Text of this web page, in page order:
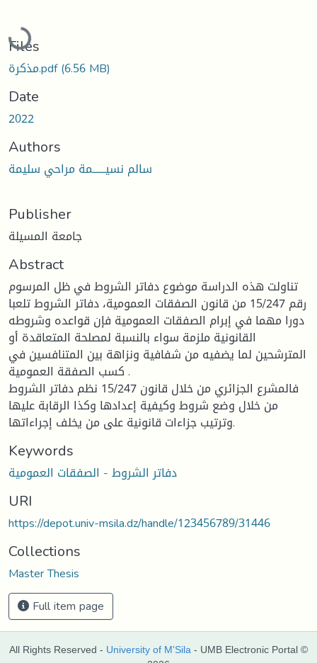
Loading...
Files
مذكرة.pdf(6.56 MB)
Date
2022
Authors
سالم نسيــــــمة مراحي سليمة
Publisher
جامعة المسيلة
Abstract
تناولت هذه الدراسة موضوع دفاتر الشروط في ظل المرسوم
رقم 15/247 من قانون الصفقات العمومية، دفاتر الشروط تلعبا
دورا مهما في إبرام الصفقات العمومية فإن قواعده وشروطه
القانونية ملزمة سواء بالنسبة لمصلحة المتعاقدة أو
المترشحين لما يضفيه من شفافية ونزاهة بين المتنافسين في
كسب الصفقة العمومية .
فالمشرع الجزائري من خلال قانون 15/247 نظم دفاتر الشروط
من خلال وضع شروط وكيفية إعدادها وكذا الرقابة عليها
وترتيب جزاءات قانونية على من يخلف إجراءاتها.
Keywords
دفاتر الشروط - الصفقات العمومية
URI
https://depot.univ-msila.dz/handle/123456789/31446
Collections
Master Thesis
Full item page
All Rights Reserved - University of M'Sila - UMB Electronic Portal ©